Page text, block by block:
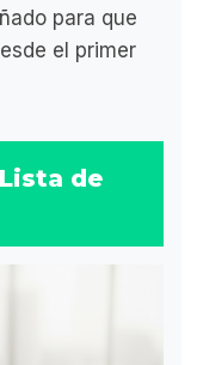
para que
el primer
de